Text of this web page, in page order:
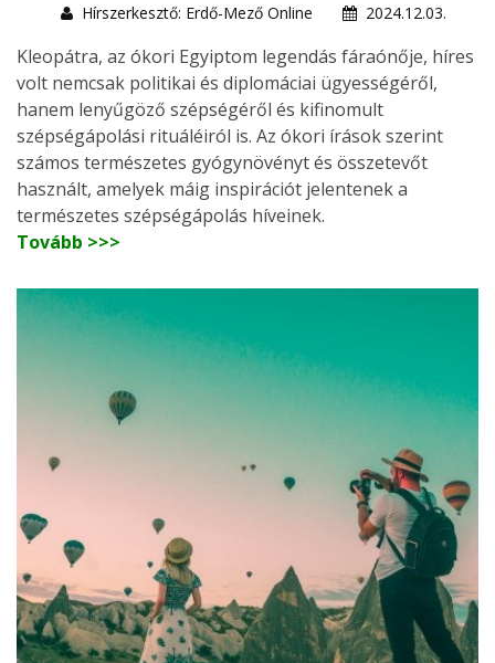
Hírszerkesztő: Erdő-Mező Online
2024.12.03.
Kleopátra, az ókori Egyiptom legendás fáraónője, híres
volt nemcsak politikai és diplomáciai ügyességéről,
hanem lenyűgöző szépségéről és kifinomult
szépségápolási rituáléiról is. Az ókori írások szerint
számos természetes gyógynövényt és összetevőt
használt, amelyek máig inspirációt jelentenek a
természetes szépségápolás híveinek.
Tovább >>>